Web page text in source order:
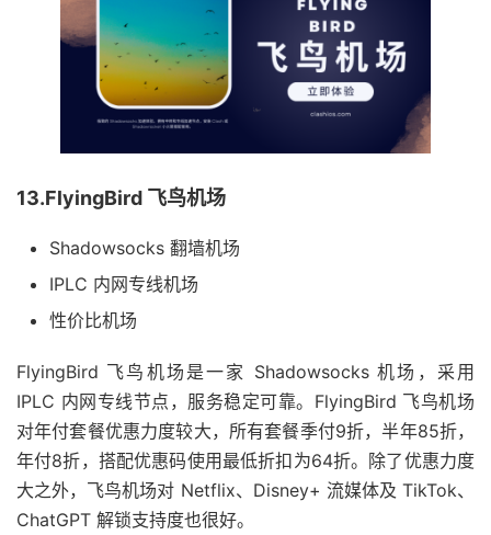
13.FlyingBird 飞鸟机场
Shadowsocks 翻墙机场
IPLC 内网专线机场
性价比机场
FlyingBird 飞鸟机场是一家 Shadowsocks 机场，采用
IPLC 内网专线节点，服务稳定可靠。FlyingBird 飞鸟机场
对年付套餐优惠力度较大，所有套餐季付9折，半年85折，
年付8折，搭配优惠码使用最低折扣为64折。除了优惠力度
大之外，飞鸟机场对 Netflix、Disney+ 流媒体及 TikTok、
ChatGPT 解锁支持度也很好。